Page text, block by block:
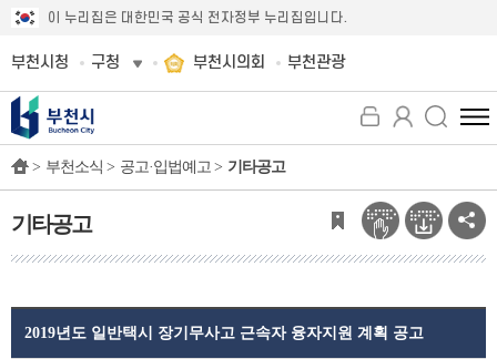
이 누리집은 대한민국 공식 전자정부 누리집입니다.
부천시청 구청 부천시의회 부천관광
전
체
뉴
보
기
> 부천소식 > 공고·입법예고 > 기타공고
기타공고
2019년도 일반택시 장기무사고 근속자 융자지원 계획 공고